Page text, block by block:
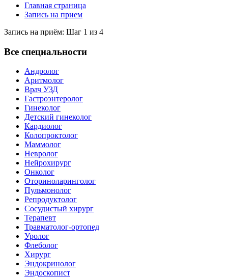
Главная страница
Запись на прием
Запись на приём: Шаг 1 из 4
Все специальности
Андролог
Аритмолог
Врач УЗД
Гастроэнтеролог
Гинеколог
Детский гинеколог
Кардиолог
Колопроктолог
Маммолог
Невролог
Нейрохирург
Онколог
Оториноларинголог
Пульмонолог
Репродуктолог
Сосудистый хирург
Терапевт
Травматолог-ортопед
Уролог
Флеболог
Хирург
Эндокринолог
Эндоскопист